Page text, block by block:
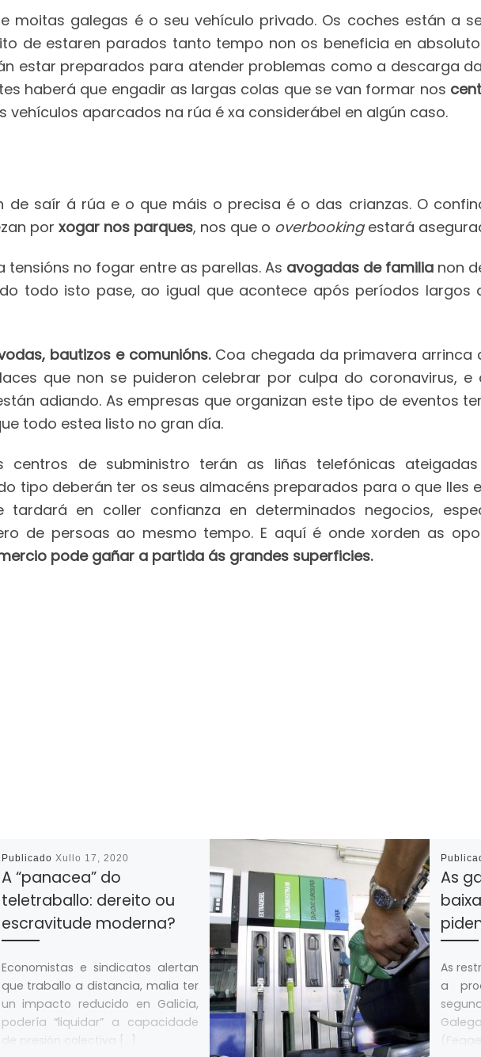
moitas galegas é o seu vehículo privado. Os coches están a
de estaren parados tanto tempo non os beneficia en
estar preparados para atender problemas como a descarga
haberá que engadir as largas colas que se van formar nos
vehículos aparcados na rúa é xa considerábel en algún caso.
de saír á rúa e o que máis o precisa é o das crianzas. O
por xogar nos parques, nos que o overbooking estará
no fogar entre as parellas. As avogadas de familia non
todo isto pase, ao igual que acontece após períodos largos
bautizos e comunións.Coa chegada da primavera arrinca
que non se puideron celebrar por culpa do coronavirus,
adiando. As empresas que organizan este tipo de eventos
todo estea listo no gran día.
centros de subministro terán as liñas telefónicas
tipo deberán ter os seus almacéns preparados para o que lles
en coller confianza en determinados negocios,
de persoas ao mesmo tempo. E aquí é onde xorden as
pode gañar a partida ás grandes superficies.
Publicado Xullo 17, 2020
A “panacea” do
teletraballo: dereito ou
escravitude moderna?
Economistas e sindicatos alertan
que traballo a distancia, malia ter
un impacto reducido en Galicia,
podería “liquidar” a capacidade
de presión colectiva […]
As
As
a